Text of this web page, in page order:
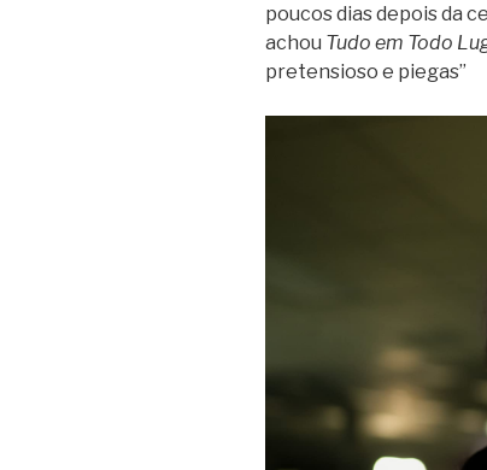
poucos dias depois da
achou Tudo em Todo
pretensioso e piegas”